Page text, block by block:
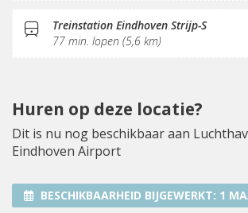
Restaurant
Koffie/thee Pantry
Locatie manager
Receptie
Treinstation Eindhoven Strijp-S
77 min. lopen (5,6 km)
Huren op deze locatie?
Dit is nu nog beschikbaar aan
Eindhoven Airport
BESCHIKBAARHEID BIJGEWERKT: 1